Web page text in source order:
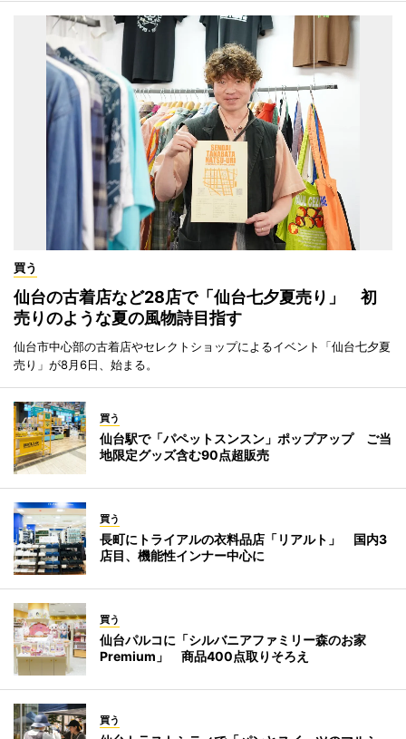
買う
仙台の古着店など28店で「仙台七夕夏売り」 初
売りのような夏の風物詩目指す
仙台市中心部の古着店やセレクトショップによるイベント「仙台七夕夏
売り」が8月6日、始まる。
買う
仙台駅で「パペットスンスン」ポップアップ ご当
地限定グッズ含む90点超販売
買う
長町にトライアルの衣料品店「リアルト」 国内3
店目、機能性インナー中心に
買う
仙台パルコに「シルバニアファミリー森のお家
Premium」 商品400点取りそろえ
買う